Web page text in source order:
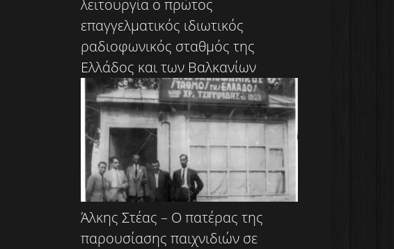
λειτουργία ο πρώτος
επαγγελματικός ιδιωτικός
ραδιοφωνικός σταθμός της
Ελλάδος και των Βαλκανίων
Άλκης Στέας – Ο πατέρας της
παρουσίασης παιχνιδιών σε